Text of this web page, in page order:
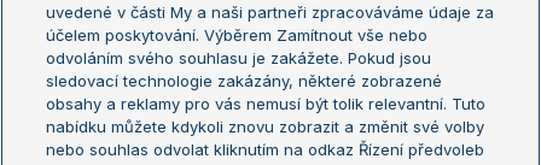
US Open
Turnaj mistrů
Turnaj mistryň
Aktualní trendy
uvedené v části My a naši partneři zpracováváme údaje za
účelem poskytování. Výběrem Zamítnout vše nebo
odvoláním svého souhlasu je zakážete. Pokud jsou
sledovací technologie zakázány, některé zobrazené
obsahy a reklamy pro vás nemusí být tolik relevantní. Tuto
nabídku můžete kdykoli znovu zobrazit a změnit své volby
nebo souhlas odvolat kliknutím na odkaz Řízení předvoleb